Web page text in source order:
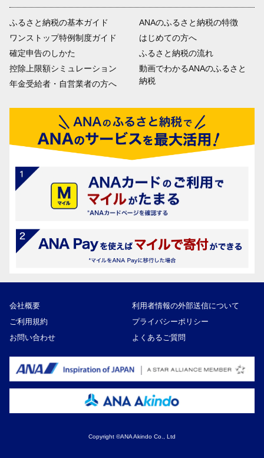
ふるさと納税の基本ガイド
ワンストップ特例制度ガイド
確定申告のしかた
控除上限額シミュレーション
年金受給者・自営業者の方へ
ANAのふるさと納税の特徴
はじめての方へ
ふるさと納税の流れ
動画でわかるANAのふるさと
納税
会社概要
利用者情報の外部送信について
ご利用規約
プライバシーポリシー
お問い合わせ
よくあるご質問
Copyright ©ANA Akindo Co., Ltd